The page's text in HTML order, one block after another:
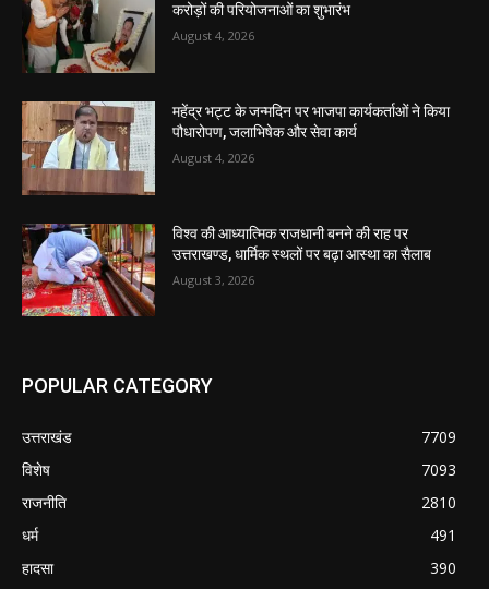
करोड़ों की परियोजनाओं का शुभारंभ
August 4, 2026
महेंद्र भट्ट के जन्मदिन पर भाजपा कार्यकर्ताओं ने किया
पौधारोपण, जलाभिषेक और सेवा कार्य
August 4, 2026
विश्व की आध्यात्मिक राजधानी बनने की राह पर
उत्तराखण्ड, धार्मिक स्थलों पर बढ़ा आस्था का सैलाब
August 3, 2026
POPULAR CATEGORY
उत्तराखंड
7709
विशेष
7093
राजनीति
2810
धर्म
491
हादसा
390